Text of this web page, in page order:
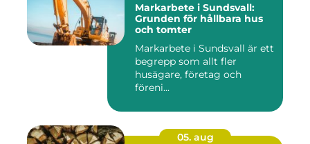
Markarbete i Sundsvall:
Grunden för hållbara hus
och tomter
Markarbete i Sundsvall är ett
begrepp som allt fler
husägare, företag och
föreni...
05. aug